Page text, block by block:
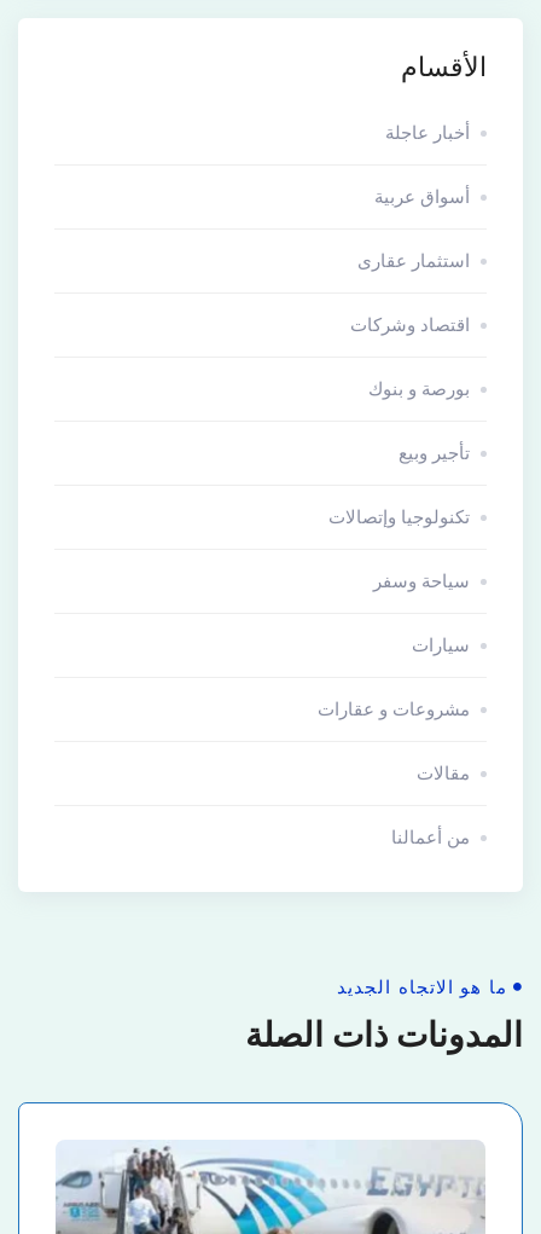
الأقسام
أخبار عاجلة
أسواق عربية
استثمار عقارى
اقتصاد وشركات
بورصة و بنوك
تأجير وبيع
تكنولوجيا وإتصالات
سياحة وسفر
سيارات
مشروعات و عقارات
مقالات
من أعمالنا
ما هو الاتجاه الجديد
المدونات ذات الصلة